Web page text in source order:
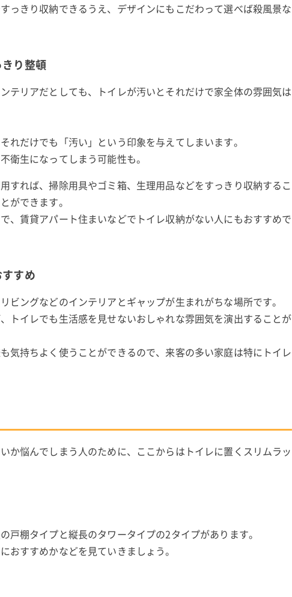
っきり収納できるうえ、デザインにもこだわって選べば殺風景な
り整頓
テリアだとしても、トイレが汚いとそれだけで家全体の雰囲気は
だけでも「汚い」という印象を与えてしまいます。
衛生になってしまう可能性も。
すれば、掃除用具やゴミ箱、生理用品などをすっきり収納するこ
ができます。
、賃貸アパート住まいなどでトイレ収納がない人にもおすすめで
すめ
ビングなどのインテリアとギャップが生まれがちな場所です。
トイレでも生活感を見せないおしゃれな雰囲気を演出することが
気持ちよく使うことができるので、来客の多い家庭は特にトイレ
か悩んでしまう人のために、ここからはトイレに置くスリムラッ
戸棚タイプと縦長のタワータイプの2タイプがあります。
おすすめかなどを見ていきましょう。